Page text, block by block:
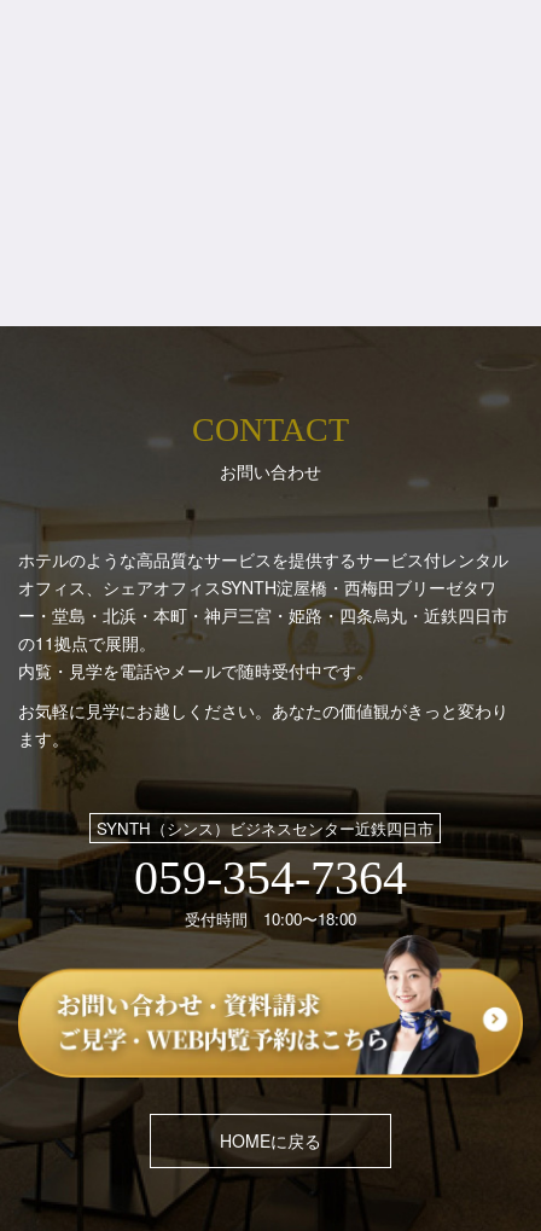
CONTACT
お問い合わせ
ホテルのような高品質なサービスを提供するサービス付レンタル
オフィス、シェアオフィスSYNTH淀屋橋・西梅田ブリーゼタワ
ー・堂島・北浜・本町・神戸三宮・姫路・四条烏丸・近鉄四日市
の11拠点で展開。
内覧・見学を電話やメールで随時受付中です。
お気軽に見学にお越しください。あなたの価値観がきっと変わり
ます。
SYNTH（シンス）ビジネスセンター近鉄四日市
059-354-7364
受付時間 10:00〜18:00
HOMEに戻る